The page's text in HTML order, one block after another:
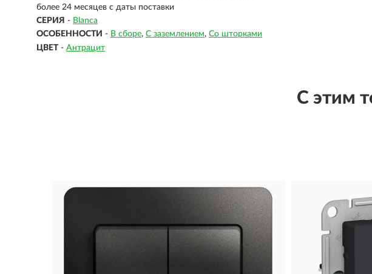
более 24 месяцев с даты поставки
СЕРИЯ - Blanca
ОСОБЕННОСТИ - В сборе С заземлением Со шторками
ЦВЕТ - Антрацит
С этим